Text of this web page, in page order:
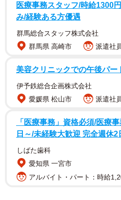
ない固着生物」（東京大学大学
育センターサイト「フジツボっ
殻類でエビやカニの仲間です。
度が落ち、燃費も悪くなるそう
速26.8km）出るタンカー船が12
下）になることもあります」。
医療事務スタッフ/時給1300
み/経験ある方優遇
群馬総合スタッフ株式会社
群馬県 高崎市
派遣社
美容クリニックでの午後パー
伊予鉄総合企画株式会社
愛媛県 松山市
派遣社
「医療事務」資格必須/医療
日～/未経験大歓迎 完全週休
しばた歯科
愛知県 一宮市
アルバイト・パート：時給